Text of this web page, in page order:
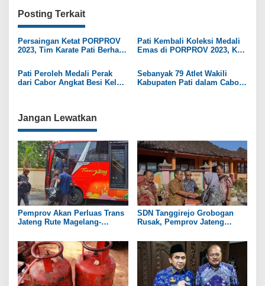
i
g
a
i
o
s
Posting Terkait
Persaingan Ketat PORPROV
2023, Tim Karate Pati Berhasil
Pati Kembali Koleksi Medali
Emas di PORPROV 2023, Kali
Pati Peroleh Medali Perak
dari Cabor Angkat Besi Kelas
Sebanyak 79 Atlet Wakili
Kabupaten Pati dalam Cabor
Jangan Lewatkan
Pemprov Akan Perluas Trans
Jateng Rute Magelang-
SDN Tanggirejo Grobogan
Rusak, Pemprov Jateng
Revitalisasi